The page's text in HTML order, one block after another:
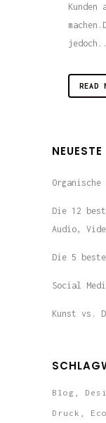
Kunden
READ
Die 12
Audio,
Die 5
Social
Kunst vs.
Blog
Druck